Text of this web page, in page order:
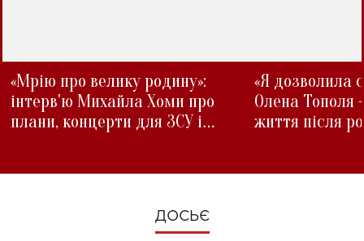
«Мрію про велику родину»:
інтерв'ю Михайла Хоми про
плани, концерти для ЗСУ і
«Я дозволила
Олена Тополя
життя після
ДОСЬЄ